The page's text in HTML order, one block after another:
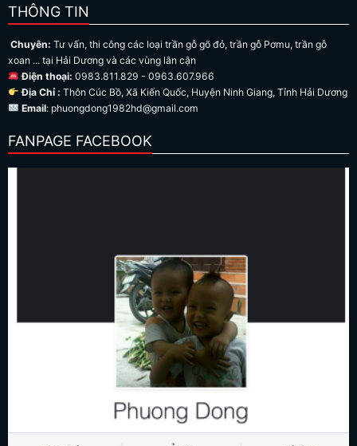
THÔNG TIN
Chuyên: Tư vấn, thi công các loại trần gỗ gõ đỏ, trần gỗ Pơmu, trần gỗ
xoan ... tại Hải Dương và các vùng lân cận
Điện thoại: 0983.811.829 - 0963.607.966
Địa Chỉ : Thôn Cúc Bồ, Xã Kiến Quốc, Huyện Ninh Giang, Tỉnh Hải Dương
Email: phuongdong1982hd@gmail.com
FANPAGE FACEBOOK